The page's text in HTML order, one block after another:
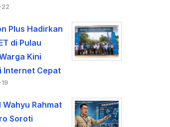
Plus Hadirkan
di Pulau
Kini
Internet Cepat
Wahyu Rahmat
Soroti